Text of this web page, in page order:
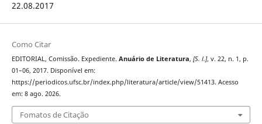
22.08.2017
Como Citar
EDITORIAL, Comissão. Expediente. Anuário de Literatura, [S. l.], v. 22, n. 1, p.
01–06, 2017. Disponível em:
https://periodicos.ufsc.br/index.php/literatura/article/view/51413. Acesso
em: 8 ago. 2026.
Fomatos de Citação